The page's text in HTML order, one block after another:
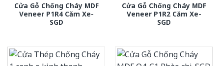
Cửa Gỗ Chống Cháy MDF
Veneer P1R4 Căm Xe-
SGD
Cửa Gỗ Chống Cháy MDF
Veneer P1R2 Căm Xe-
SGD